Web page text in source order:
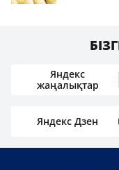
Яндекс
жаңалықтар
Яндекс Дзен